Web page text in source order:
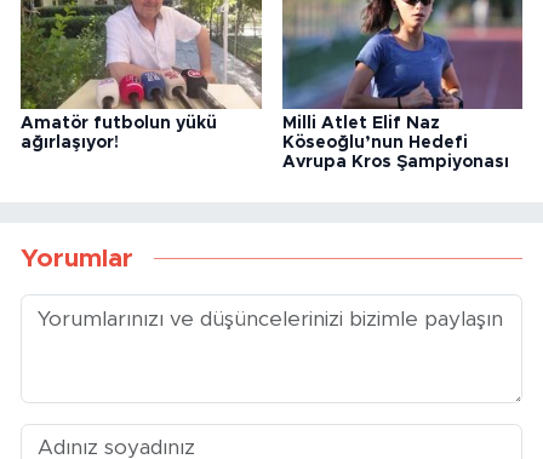
Amatör futbolun yükü
ağırlaşıyor!
Milli Atlet Elif Naz
Köseoğlu’nun Hedefi
Avrupa Kros Şampiyonası
Yorumlar